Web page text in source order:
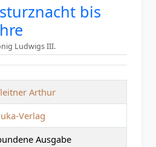
bis
Ludwigs III.
Arthur
Verlag
Ausgabe